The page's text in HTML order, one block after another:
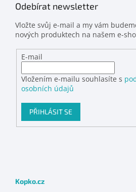
Odebírat newsletter
Vložte svůj e-mail a my vám
nových produktech na našem e-
E-mail
Vložením e-mailu souhlasíte s
osobních údajů
PŘIHLÁSIT SE
Kopko.cz